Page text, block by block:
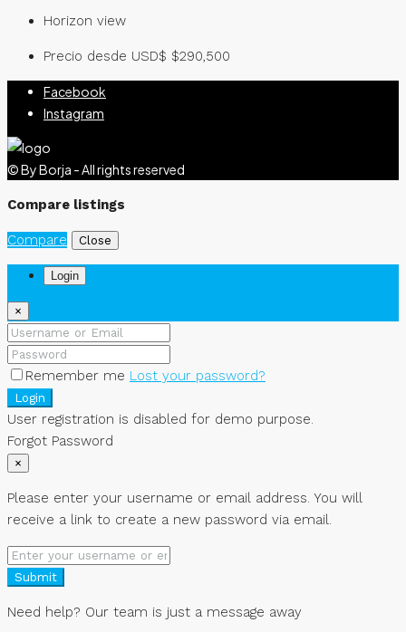
Horizon view
Precio desde USD$ $290,500
Facebook
Instagram
© By Borja - All rights reserved
Compare listings
Compare Close
Login
×
Remember me Lost your password?
Login
User registration is disabled for demo purpose.
Forgot Password
×
Please enter your username or email address. You will
receive a link to create a new password via email.
Submit
Need help? Our team is just a message away